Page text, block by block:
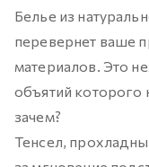
Белье из
перевернет ваше
материалов. Это
объятий которого
зачем?
Тенсел,